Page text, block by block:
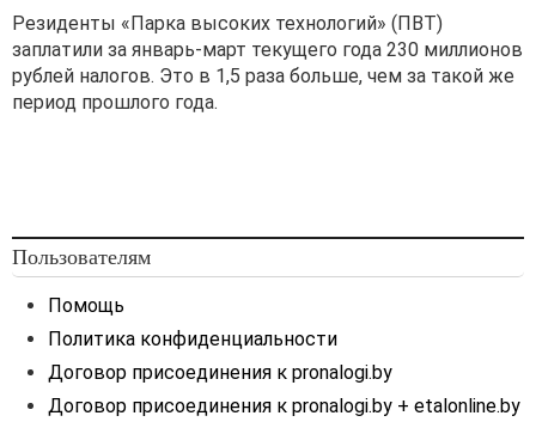
Резиденты «Парка высоких технологий» (ПВТ)
заплатили за январь-март текущего года 230 миллионов
рублей налогов. Это в 1,5 раза больше, чем за такой же
период прошлого года.
Пользователям
Помощь
Политика конфиденциальности
Договор присоединения к pronalogi.by
Договор присоединения к pronalogi.by + etalonline.by